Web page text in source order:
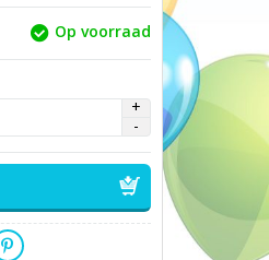
Op voorraad